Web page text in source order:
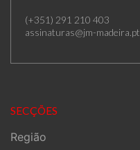
(+351) 291 210 403
assinaturas@jm-madeira.pt
SECÇÕES
Região